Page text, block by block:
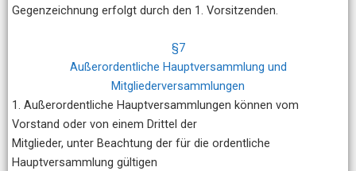
Gegenzeichnung erfolgt durch den 1. Vorsitzenden.
§7
Außerordentliche Hauptversammlung und
Mitgliederversammlungen
1. Außerordentliche Hauptversammlungen können vom
Vorstand oder von einem Drittel der
Mitglieder, unter Beachtung der für die ordentliche
Hauptversammlung gültigen